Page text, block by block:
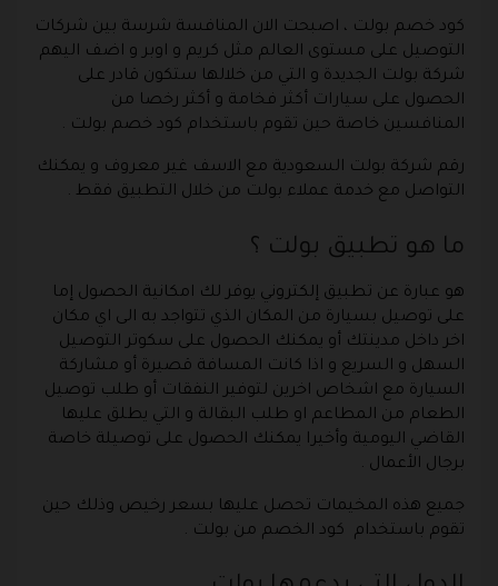
كود خصم بولت ، اصبحت الان المنافسة شرسة بين شركات
التوصيل على مستوى العالم مثل كريم و اوبر و اضف اليهم
شركة بولت الجديدة و التي من خلالها ستكون قادر على
الحصول على سيارات أكثر فخامة و أكثر رخصا من
المنافسين خاصة حين تقوم باستخدام كود خصم بولت .
رقم شركة بولت السعودية مع الاسف غير معروف و يمكنك
التواصل مع خدمة عملاء بولت من خلال التطبيق فقط .
ما هو تطبيق بولت ؟
هو عبارة عن تطبيق إلكتروني يوفر لك امكانية الحصول إما
على توصيل بسيارة من المكان الذي تتواجد به الى اي مكان
اخر داخل مدينتك أو يمكنك الحصول على سكوتر التوصيل
السهل و السريع و اذا كانت المسافة قصيرة أو مشاركة
السيارة مع اشخاص اخرين لتوفير النفقات أو طلب توصيل
الطعام من المطاعم او طلب البقالة و التي يطلق عليها
القاضي اليومية وأخيرا يمكنك الحصول على توصيلة خاصة
برجال الأعمال .
جميع هذه المخيمات تحصل عليها بسعر رخيص وذلك حين
تقوم باستخدام كود الخصم من بولت .